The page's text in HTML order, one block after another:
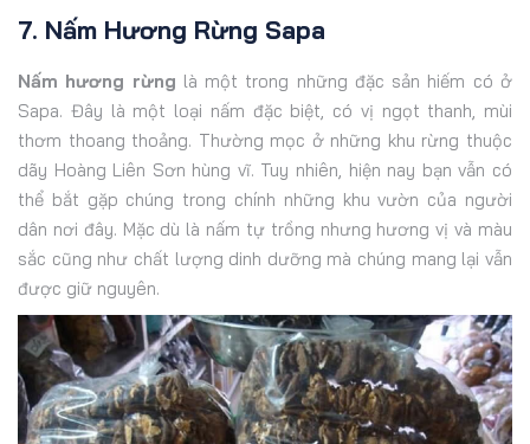
7. Nấm Hương Rừng Sapa
Nấm hương rừng là một trong những đặc sản hiếm có ở
Sapa. Đây là một loại nấm đặc biệt, có vị ngọt thanh, mùi
thơm thoang thoảng. Thường mọc ở những khu rừng thuộc
dãy Hoàng Liên Sơn hùng vĩ. Tuy nhiên, hiện nay bạn vẫn có
thể bắt gặp chúng trong chính những khu vườn của người
dân nơi đây. Mặc dù là nấm tự trồng nhưng hương vị và màu
sắc cũng như chất lượng dinh dưỡng mà chúng mang lại vẫn
được giữ nguyên.